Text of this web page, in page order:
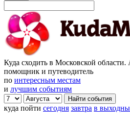
Куда сходить в Московской
помощник и путеводитель
по интересным местам
и лучшим событиям
куда пойти сегодня завтра в